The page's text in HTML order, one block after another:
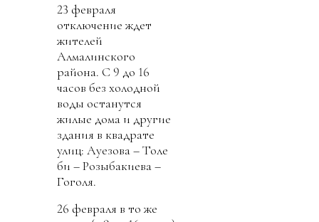
23 февраля
отключение ждет
жителей
Алмалинского
района. С 9 до 16
часов без холодной
воды останутся
жилые дома и другие
здания в квадрате
улиц: Ауезова – Толе
би – Розыбакиева –
Гоголя.
26 февраля в то же